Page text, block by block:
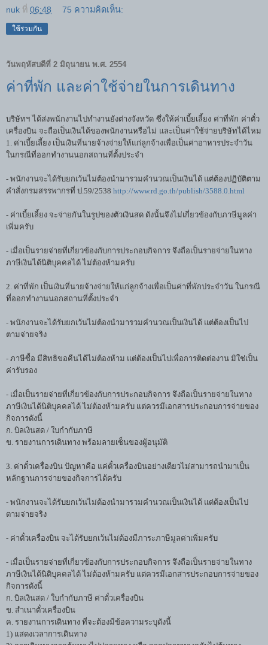
nuk ที่ 06:48 75 ความคิดเห็น:
ใช้ร่วมกัน
วันพฤหัสบดีที่ 2 มิถุนายน พ.ศ. 2554
ค่าที่พัก และค่าใช้จ่ายในการเดินทาง
บริษัทฯ ได้ส่งพนักงานไปทำงานยังต่างจังหวัด ซึ่งให้ค่าเบี้ยเลี้ยง ค่าที่พัก ค่าตั๋ว
เครื่องบิน จะถือเป็นเงินได้ของพนักงานหรือไม่ และเป็นค่าใช้จ่ายบริษัทได้ไหม
1. ค่าเบี้ยเลี้ยง เป็นเงินที่นายจ้างจ่ายให้แก่ลูกจ้างเพื่อเป็นค่าอาหารประจำวัน
ในกรณีที่ออกทำงานนอกสถานที่ตั้งประจำ
- พนักงานจะได้รับยกเว้นไม่ต้องนำมารวมคำนวณเป็นเงินได้ แต่ต้องปฏิบัติตาม
คำสั่งกรมสรรพากรที่ ป.59/2538 http://www.rd.go.th/publish/3588.0.html
- ค่าเบี้ยเลี้ยง จะจ่ายกันในรูปของตัวเงินสด ดังนั้นจึงไม่เกี่ยวข้องกับภาษีมูลค่า
เพิ่มครับ
- เมื่อเป็นรายจ่ายที่เกี่ยวข้องกับการประกอบกิจการ จึงถือเป็นรายจ่ายในทาง
ภาษีเงินได้นิติบุคคลได้ ไม่ต้องห้ามครับ
2. ค่าที่พัก เป็นเงินที่นายจ้างจ่ายให้แก่ลูกจ้างเพื่อเป็นค่าที่พักประจำวัน ในกรณี
ที่ออกทำงานนอกสถานที่ตั้งประจำ
- พนักงานจะได้รับยกเว้นไม่ต้องนำมารวมคำนวณเป็นเงินได้ แต่ต้องเป็นไป
ตามจ่ายจริง
- ภาษีซื้อ มีสิทธิขอคืนได้ไม่ต้องห้าม แต่ต้องเป็นไปเพื่อการติดต่องาน มิใช่เป็น
ค่ารับรอง
- เมื่อเป็นรายจ่ายที่เกี่ยวข้องกับการประกอบกิจการ จึงถือเป็นรายจ่ายในทาง
ภาษีเงินได้นิติบุคคลได้ ไม่ต้องห้ามครับ แต่ควรมีเอกสารประกอบการจ่ายของ
กิจการดังนี้
ก. บิลเงินสด / ใบกำกับภาษี
ข. รายงานการเดินทาง พร้อมลายเซ็นของผู้อนุมัติ
3. ค่าตั๋วเครื่องบิน ปัญหาคือ แค่ตั๋วเครื่องบินอย่างเดียวไม่สามารถนำมาเป็น
หลักฐานการจ่ายของกิจการได้ครับ
- พนักงานจะได้รับยกเว้นไม่ต้องนำมารวมคำนวณเป็นเงินได้ แต่ต้องเป็นไป
ตามจ่ายจริง
- ค่าตั๋วเครื่องบิน จะได้รับยกเว้นไม่ต้องมีภาระภาษีมูลค่าเพิ่มครับ
- เมื่อเป็นรายจ่ายที่เกี่ยวข้องกับการประกอบกิจการ จึงถือเป็นรายจ่ายในทาง
ภาษีเงินได้นิติบุคคลได้ ไม่ต้องห้ามครับ แต่ควรมีเอกสารประกอบการจ่ายของ
กิจการดังนี้
ก. บิลเงินสด / ใบกำกับภาษี ค่าตั๋วเครื่องบิน
ข. สำเนาตั๋วเครื่องบิน
ค. รายงานการเดินทาง ที่จะต้องมีข้อความระบุดังนี้
1) แสดงเวลาการเดินทาง